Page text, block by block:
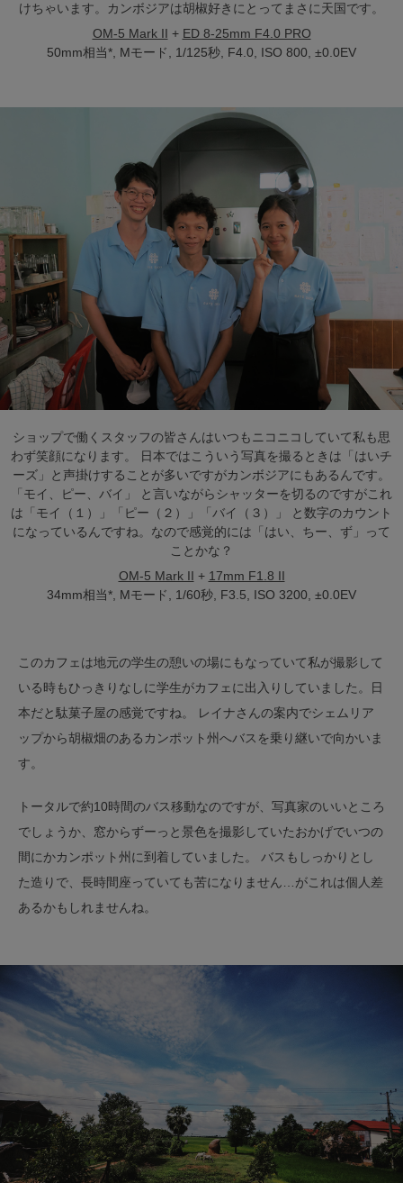
けちゃいます。カンボジアは胡椒好きにとってまさに天国です。
OM-5 Mark II + ED 8-25mm F4.0 PRO
50mm相当*, Mモード, 1/125秒, F4.0, ISO 800, ±0.0EV
ショップで働くスタッフの皆さんはいつもニコニコしていて私も思
わず笑顔になります。 日本ではこういう写真を撮るときは「はいチ
ーズ」と声掛けすることが多いですがカンボジアにもあるんです。
「モイ、ピー、バイ」 と言いながらシャッターを切るのですがこれ
は「モイ（１）」「ピー（２）」「バイ（３）」 と数字のカウント
になっているんですね。なので感覚的には「はい、ちー、ず」って
ことかな？
OM-5 Mark II + 17mm F1.8 II
34mm相当*, Mモード, 1/60秒, F3.5, ISO 3200, ±0.0EV
このカフェは地元の学生の憩いの場にもなっていて私が撮影して
いる時もひっきりなしに学生がカフェに出入りしていました。日
本だと駄菓子屋の感覚ですね。 レイナさんの案内でシェムリア
ップから胡椒畑のあるカンポット州へバスを乗り継いで向かいま
す。
トータルで約10時間のバス移動なのですが、写真家のいいところ
でしょうか、窓からずーっと景色を撮影していたおかげでいつの
間にかカンポット州に到着していました。 バスもしっかりとし
た造りで、長時間座っていても苦になりません…がこれは個人差
あるかもしれませんね。